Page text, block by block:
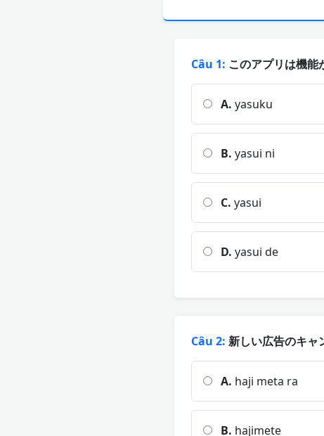
Câu 1: このアプリは機能
A. yasuku
B. yasui ni
C. yasui
D. yasui de
Câu 2: 新しい広告のキャ
A. haji meta ra
B. hajimete